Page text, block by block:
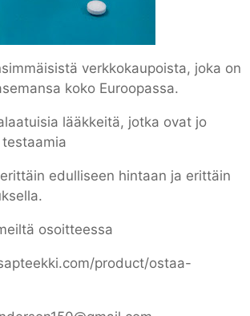
verkkokaupoista, joka on
koko Euroopassa.
lääkkeitä, jotka ovat jo
edulliseen hintaan ja erittäin
osoitteessa
product/ostaa-